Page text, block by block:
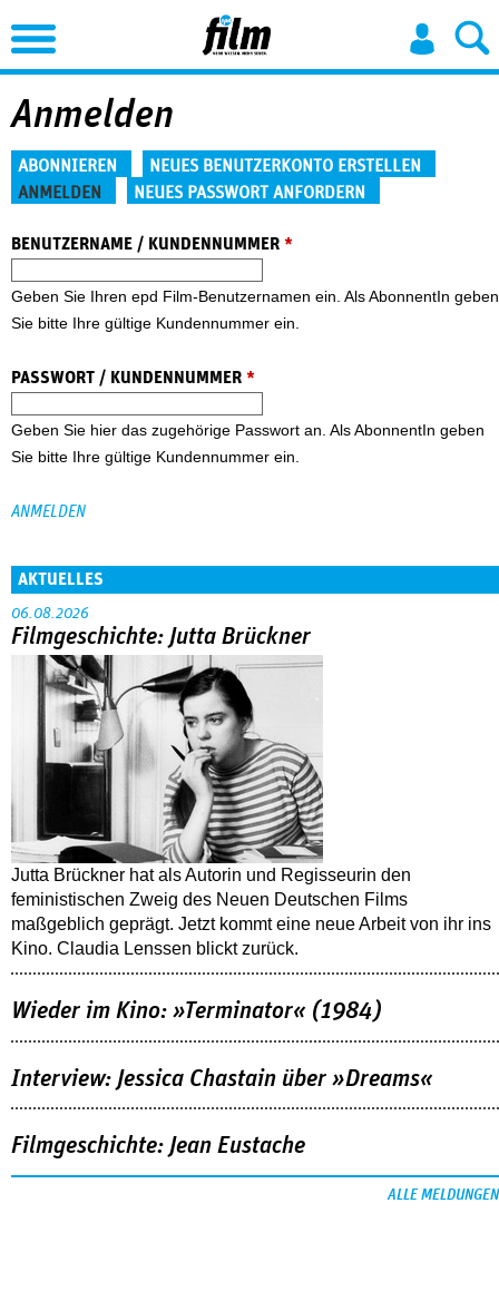
Jump to Navigation
Anmelden
Haupt-Reiter
ABONNIEREN
NEUES BENUTZERKONTO ERSTELLEN
ANMELDEN
NEUES PASSWORT ANFORDERN
BENUTZERNAME / KUNDENNUMMER *
Geben Sie Ihren epd Film-Benutzernamen ein. Als AbonnentIn geben
Sie bitte Ihre gültige Kundennummer ein.
PASSWORT / KUNDENNUMMER *
Geben Sie hier das zugehörige Passwort an. Als AbonnentIn geben
Sie bitte Ihre gültige Kundennummer ein.
AKTUELLES
06.08.2026
Filmgeschichte: Jutta Brückner
Jutta Brückner hat als Autorin und Regisseurin den
feministischen Zweig des Neuen Deutschen Films
maßgeblich geprägt. Jetzt kommt eine neue Arbeit von ihr ins
Kino. Claudia Lenssen blickt zurück.
Wieder im Kino: »Terminator« (1984)
Interview: Jessica Chastain über »Dreams«
Filmgeschichte: Jean Eustache
ALLE MELDUNGEN